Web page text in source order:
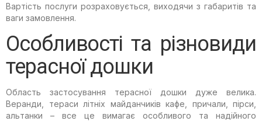
Вартість послуги розраховується, виходячи з габаритів та
ваги замовлення.
Особливості та різновиди
терасної дошки
Область застосування терасної дошки дуже велика.
Веранди, тераси літніх майданчиків кафе, причали, пірси,
альтанки – все це вимагає особливого та надійного